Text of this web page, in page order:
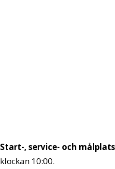
Start-, service- och målplats
klockan 10:00.